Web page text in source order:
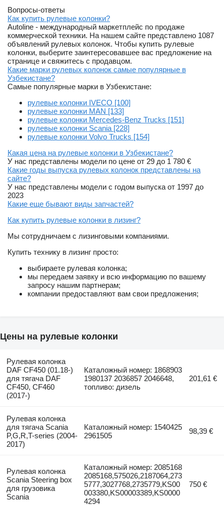
Вопросы-ответы
Как купить рулевые колонки?
Autoline - международный маркетплейс по продаже
коммерческой техники. На нашем сайте представлено 1087
объявлений рулевых колонок. Чтобы купить рулевые
колонки, выберите заинтересовавшее вас предложение на
странице и свяжитесь с продавцом.
Какие марки рулевых колонок самые популярные в
Узбекистане?
Самые популярные марки в Узбекистане:
рулевые колонки IVECO [100]
рулевые колонки MAN [133]
рулевые колонки Mercedes-Benz Trucks [151]
рулевые колонки Scania [228]
рулевые колонки Volvo Trucks [154]
Какая цена на рулевые колонки в Узбекистане?
У нас представлены модели по цене от 29 до 1 780 €
Какие годы выпуска рулевых колонок представлены на
сайте?
У нас представлены модели с годом выпуска от 1997 до
2023
Какие еще бывают виды запчастей?
Как купить рулевые колонки в лизинг?
Мы сотрудничаем с лизинговыми компаниями.
Купить технику в лизинг просто:
выбираете рулевая колонка;
мы передаем заявку и всю информацию по вашему
запросу нашим партнерам;
компании предоставляют вам свои предложения;
Цены на рулевые колонки
Рулевая колонка
DAF CF450 (01.18-)
для тягача DAF
CF450, CF460
(2017-)
Каталожный номер: 1868903
1980137 2036857 2046648,
топливо: дизель
201,61 €
Рулевая колонка
для тягача Scania
P,G,R,T-series (2004-
2017)
Каталожный номер: 1540425
2961505
98,39 €
Рулевая колонка
Scania Steering box
для грузовика
Scania
Каталожный номер: 2085168
2085168,575026,2187064,273
5777,3027768,2735779,KS00
003380,KS00003389,KS0000
4294
750 €